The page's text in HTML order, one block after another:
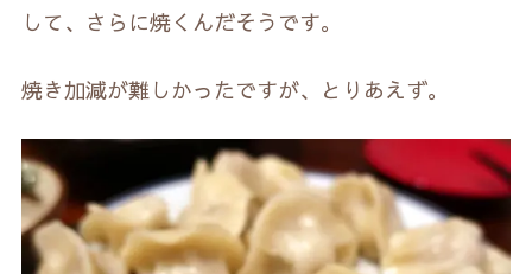
して、さらに焼くんだそうです。
焼き加減が難しかったですが、とりあえず。